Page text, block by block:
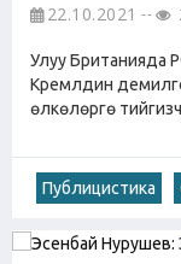
22.10.2021
Улуу Британияда
Кремлдин
өлкөлөргө
Публицистика